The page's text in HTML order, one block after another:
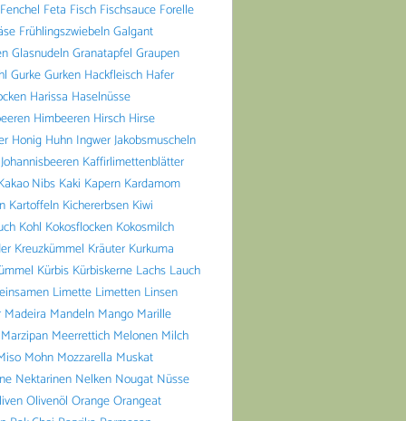
Fenchel Feta Fisch Fischsauce Forelle
FrühlingszwiebelnGalgant
GlasnudelnGranatapfel Graupen
GurkeGurken Hackfleisch Hafer
Harissa Haselnüsse
Himbeeren Hirsch Hirse
Honig Huhn IngwerJakobsmuscheln
Johannisbeeren Kaffirlimettenblätter
Nibs Kaki Kapern Kardamom
Kartoffeln Kichererbsen Kiwi
Kohl Kokosflocken Kokosmilch
Kreuzkümmel Kräuter Kurkuma
Kürbis Kürbiskerne Lachs Lauch
Limette Limetten Linsen
Madeira Mandeln Mango Marille
Marzipan Meerrettich Melonen Milch
Mohn Mozzarella Muskat
Nektarinen Nelken Nougat Nüsse
Olivenöl OrangeOrangeat